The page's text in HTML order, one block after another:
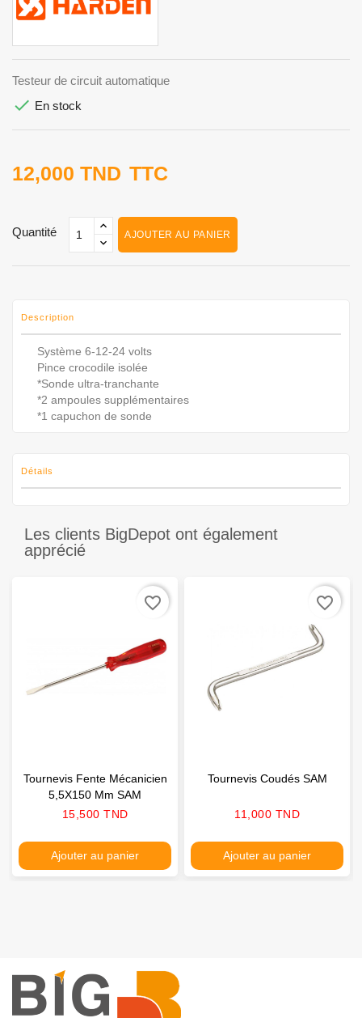
Testeur de circuit automatique
 En stock
12,000 TND TTC
Quantité AJOUTER AU PANIER
Description
Système 6-12-24 volts
Pince crocodile isolée
*Sonde ultra-tranchante
*2 ampoules supplémentaires
*1 capuchon de sonde
Détails
Les clients BigDepot ont également
apprécié
Tournevis Fente Mécanicien
5,5X150 Mm SAM
Prix
15,500 TND
Ajouter au panier
favorite_border
Tournevis Coudés SAM
Prix
11,000 TND
Ajouter au panier
favorite_border